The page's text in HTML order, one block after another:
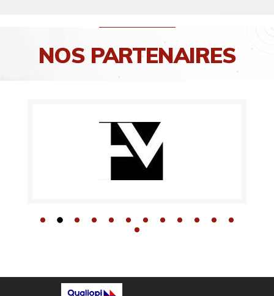
NOS PARTENAIRES